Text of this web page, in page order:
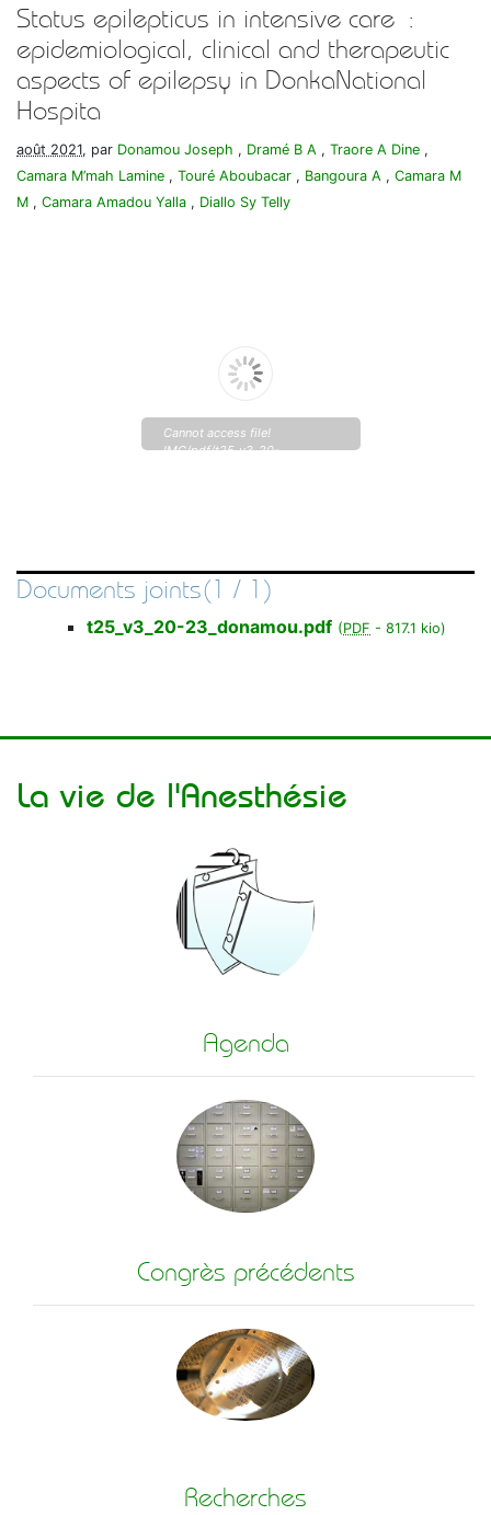
Status epilepticus in intensive care :
epidemiological, clinical and therapeutic
aspects of epilepsy in DonkaNational
Hospita
août 2021, par Donamou Joseph , Dramé B A , Traore A Dine ,
Camara M’mah Lamine , Touré Aboubacar , Bangoura A , Camara M
M , Camara Amadou Yalla , Diallo Sy Telly
Cannot access file!
IMG/pdf/t25_v3_20-
Documents joints(1 / 1)
t25_v3_20-23_donamou.pdf (PDF - 817.1 kio)
La vie de l'Anesthésie
Agenda
Congrès précédents
Recherches